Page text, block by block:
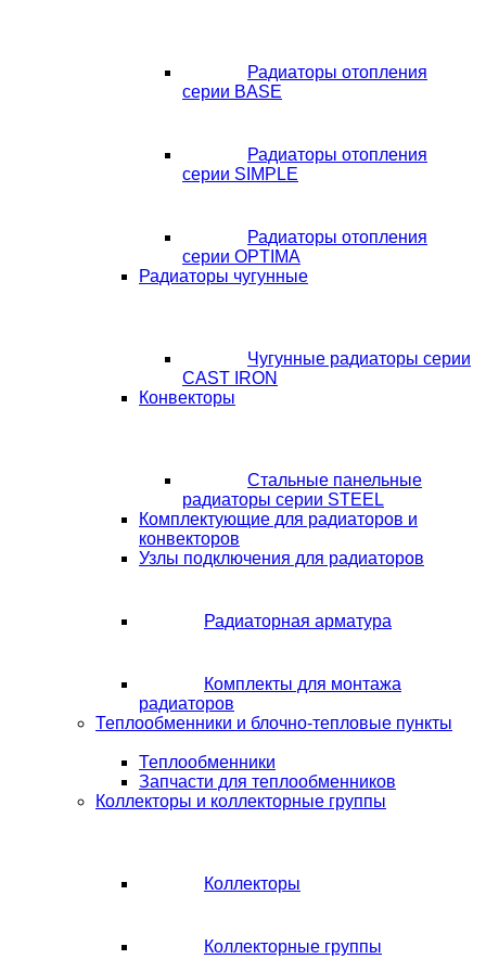
Радиаторы отопления
серии BASE
Радиаторы отопления
серии SIMPLE
Радиаторы отопления
серии OPTIMA
Радиаторы чугунные
Чугунные радиаторы серии
CAST IRON
Конвекторы
Стальные панельные
радиаторы серии STEEL
Комплектующие для радиаторов и
конвекторов
Узлы подключения для радиаторов
Радиаторная арматура
Комплекты для монтажа
радиаторов
Теплообменники и блочно-тепловые пункты
Теплообменники
Запчасти для теплообменников
Коллекторы и коллекторные группы
Коллекторы
Коллекторные группы